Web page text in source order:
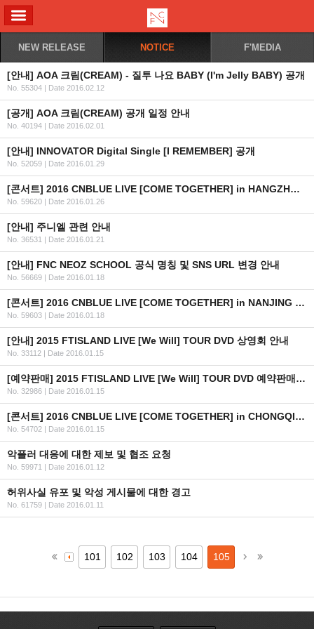
NEW RELEASE NOTICE F'MEDIA
[안내] AOA 크림(CREAM) - 질투 나요 BABY (I'm Jelly BABY) 공개
No. 55304 | Date 2016.02.12
[공개] AOA 크림(CREAM) 공개 일정 안내
No. 40194 | Date 2016.02.01
[안내] INNOVATOR Digital Single [I REMEMBER] 공개
No. 52059 | Date 2016.01.29
[콘서트] 2016 CNBLUE LIVE [COME TOGETHER] in HANGZHOU 안내
No. 59620 | Date 2016.01.26
[안내] 주니엘 관련 안내
No. 36531 | Date 2016.01.21
[안내] FNC NEOZ SCHOOL 공식 명칭 및 SNS URL 변경 안내
No. 56669 | Date 2016.01.18
[콘서트] 2016 CNBLUE LIVE [COME TOGETHER] in NANJING 안내
No. 59603 | Date 2016.01.18
[안내] 2015 FTISLAND LIVE [We Will] TOUR DVD 상영회 안내
No. 33112 | Date 2016.01.15
[예약판매] 2015 FTISLAND LIVE [We Will] TOUR DVD 예약판매 안내
No. 32986 | Date 2016.01.15
[콘서트] 2016 CNBLUE LIVE [COME TOGETHER] in CHONGQING 안내
No. 54702 | Date 2016.01.15
악플러 대응에 대한 제보 및 협조 요청
No. 59971 | Date 2016.01.12
허위사실 유포 및 악성 게시물에 대한 경고
No. 61759 | Date 2016.01.11
101 102 103 104 105